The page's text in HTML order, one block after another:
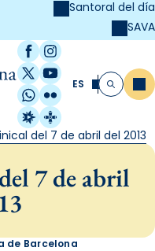
Santoral del día
SAVA
Facebook
Instagram
X / Twitter
YouTube
WhatsApp
Flickr
Radio Estel
Catalunya
ES Buscar
del 7 de abril del 2013
7 de abril
de Barcelona